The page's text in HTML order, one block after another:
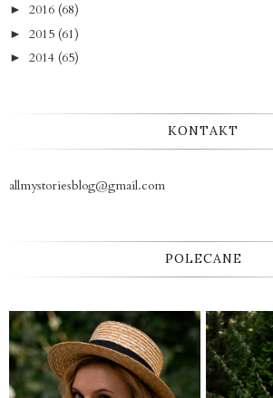
► 2016 (68)
► 2015 (61)
► 2014 (65)
KONTAKT
allmystoriesblog@gmail.com
POLECANE